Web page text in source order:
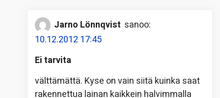
Jarno Lönnqvist sanoo:
10.12.2012 17:45
Ei tarvita
välttämättä. Kyse on vain siitä kuinka saat
rakennettua lainan kaikkein halvimmalla